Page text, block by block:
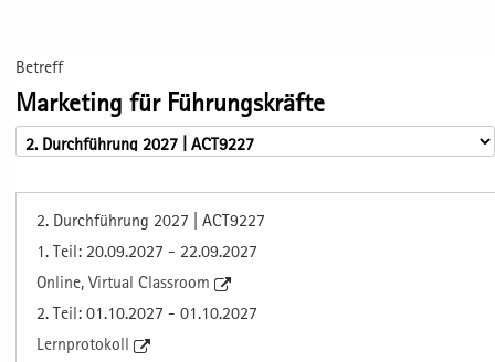
Betreff
Marketing für Führungskräfte
2. Durchführung 2027 | ACT9227
1. Teil: 20.09.2027 - 22.09.2027
Online, Virtual Classroom
2. Teil: 01.10.2027 - 01.10.2027
Lernprotokoll